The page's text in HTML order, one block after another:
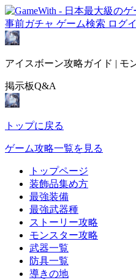
事前ガチャ ゲーム検索 ログ
アイスボーン攻略ガイド | モ
掲示板Q&A
トップに戻る
ゲーム攻略一覧を見る
トップページ
装飾品集め方
最強装備
最強武器種
ストーリー攻略
モンスター攻略
武器一覧
防具一覧
導きの地